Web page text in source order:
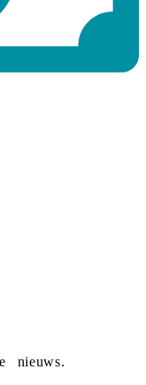
nieuws.